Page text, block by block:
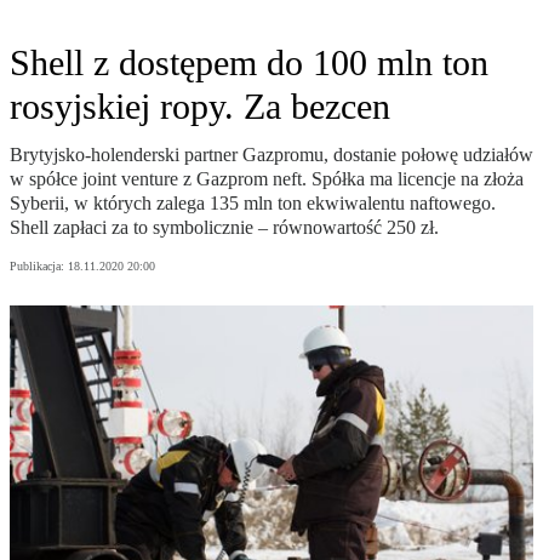
Shell z dostępem do 100 mln ton
rosyjskiej ropy. Za bezcen
Brytyjsko-holenderski partner Gazpromu, dostanie połowę udziałów
w spółce joint venture z Gazprom neft. Spółka ma licencje na złoża
Syberii, w których zalega 135 mln ton ekwiwalentu naftowego.
Shell zapłaci za to symbolicznie – równowartość 250 zł.
Publikacja: 18.11.2020 20:00